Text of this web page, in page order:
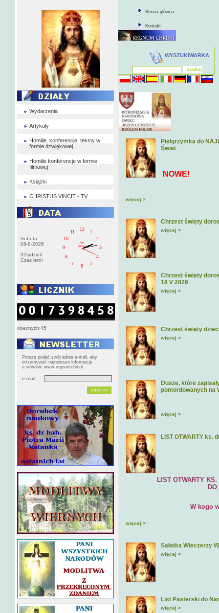
Wydarzenia
Artykuły
Homilie, konferencje, teksty w
formie dzwiękowej
Homilie konferencje w formie
filmowej
Książki
CHRISTUS VINCIT - TV
Sobota
08-8-2026
32tydzień
Czas letni
1
2
3
4
5
6
7
8
9
10
11
12
AM
sobota
obecnych:45
Proszę podać swój adres e-mail, aby
otrzymywać najnowsze informacje
o serwisie www.regnumchristi
e-mail
Strona główna
Kontakt
WYSZUKIWARKA
Pielgrzymka do
Świat
NOWE!
więcej >
Chrzest święty
więcej >
Chrzest święty
18 V 2026
więcej >
Chrzest święty
więcej >
Dusze, które
pomordowanych na
więcej >
LIST OTWARTY ks.
LIST OTWARTY KS. DR
DO
W kogo
więcej >
Sałatka Wieczerzy
więcej >
List Pasterski do
więcej >